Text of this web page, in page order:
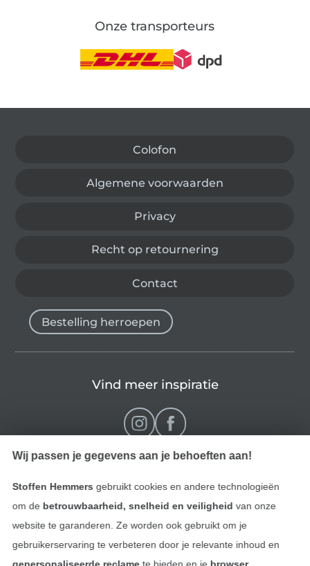
Onze transporteurs
Colofon
Algemene voorwaarden
Privacy
Recht op retournering
Contact
Bestelling herroepen
Vind meer inspiratie
Wij passen je gegevens aan je behoeften aan!
Stoffen Hemmers gebruikt cookies en andere technologieën
om de betrouwbaarheid, snelheid en veiligheid van onze
website te garanderen. Ze worden ook gebruikt om je
gebruikerservaring te verbeteren door je relevante inhoud en